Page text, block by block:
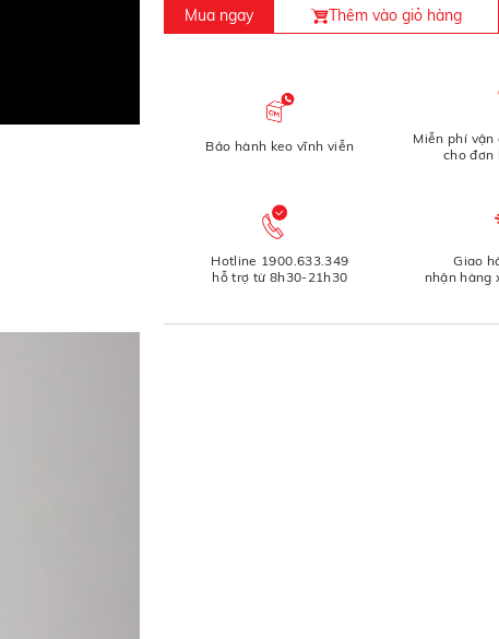
Mua ngay Thêm vào giỏ hàng
Bảo hành keo vĩnh viễn
Miễn phí vận
cho đơn
Hotline 1900.633.349
hỗ trợ từ 8h30-21h30
Giao
nhận hàng